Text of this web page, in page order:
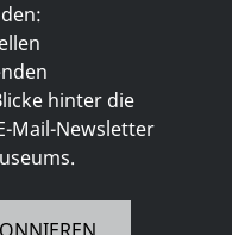
hinter die
Mail-Newsletter